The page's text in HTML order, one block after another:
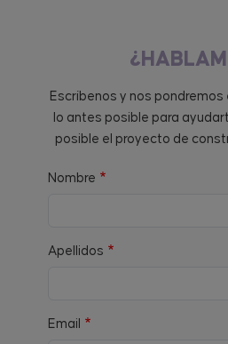
Escríbenos y nos
lo antes posible para
posible el proyecto de
Nombre
Apellidos
Email